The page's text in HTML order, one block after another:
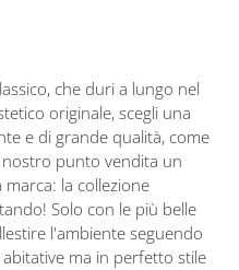
che duri a lungo nel
originale, scegli una
e di grande qualità, come
punto vendita un
la collezione
Solo con le più belle
l'ambiente seguendo
ma in perfetto stile